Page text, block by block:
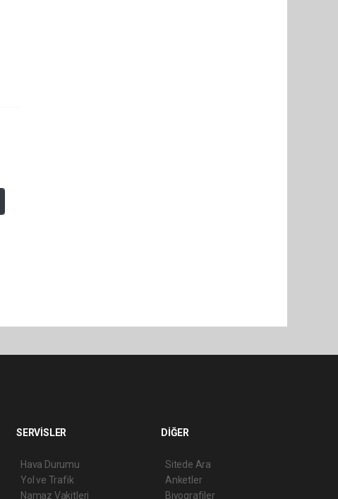
SERVİSLER
Hava Durumu
Yol ve Trafik
Namaz Vakitleri
DİĞER
Sitede Ara
Anketler
Biyografiler